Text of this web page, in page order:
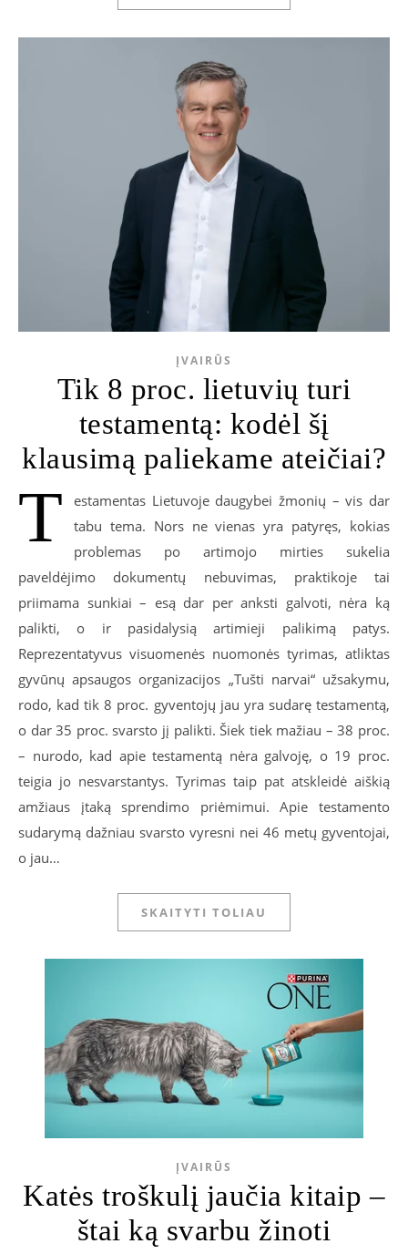
ĮVAIRŪS
Tik 8 proc. lietuvių turi
testamentą: kodėl šį
klausimą paliekame ateičiai?
T
estamentas Lietuvoje daugybei žmonių – vis dar
tabu tema. Nors ne vienas yra patyręs, kokias
problemas po artimojo mirties sukelia
paveldėjimo dokumentų nebuvimas, praktikoje tai
priimama sunkiai – esą dar per anksti galvoti, nėra ką
palikti, o ir pasidalysią artimieji palikimą patys.
Reprezentatyvus visuomenės nuomonės tyrimas, atliktas
gyvūnų apsaugos organizacijos „Tušti narvai“ užsakymu,
rodo, kad tik 8 proc. gyventojų jau yra sudarę testamentą,
o dar 35 proc. svarsto jį palikti. Šiek tiek mažiau – 38 proc.
– nurodo, kad apie testamentą nėra galvoję, o 19 proc.
teigia jo nesvarstantys. Tyrimas taip pat atskleidė aiškią
amžiaus įtaką sprendimo priėmimui. Apie testamento
sudarymą dažniau svarsto vyresni nei 46 metų gyventojai,
o jau…
SKAITYTI TOLIAU
ĮVAIRŪS
Katės troškulį jaučia kitaip –
štai ką svarbu žinoti